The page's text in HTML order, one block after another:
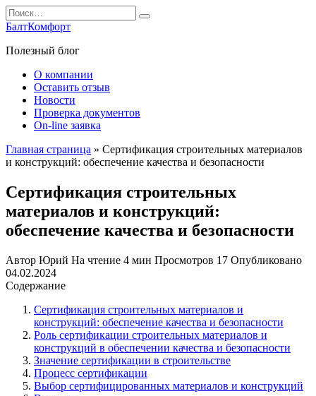
Перейти
к
содержанию
Search
for:
БалтКомфорт
Полезный блог
О компании
Оставить отзыв
Новости
Проверка документов
On-line заявка
Главная страница » Сертификация строительных материалов
и конструкций: обеспечение качества и безопасности
Сертификация строительных
материалов и конструкций:
обеспечение качества и безопасности
Автор Юрий На чтение 4 мин Просмотров 17 Опубликовано
04.02.2024
Содержание
Сертификация строительных материалов и
конструкций: обеспечение качества и безопасности
Роль сертификации строительных материалов и
конструкций в обеспечении качества и безопасности
Значение сертификации в строительстве
Процесс сертификации
Выбор сертифицированных материалов и конструкций